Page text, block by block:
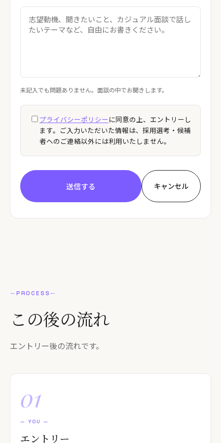
未記入でも問題ありません。面談の中でお聞きします。
プライバシーポリシー に同意の上、エントリーし
ます。ご入力いただいた情報は、採用選考・候補
者へのご連絡以外には利用いたしません。
送信する キャンセル
—PROCESS—
この後の流れ
エントリー後の流れです。
01
— YOU —
エントリー